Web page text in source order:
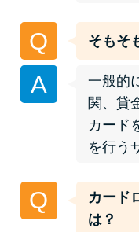
特集ペー
リ
損
得
Q そもそ
A
一般的
関、貸
カード
を行う
Q
カード
は？